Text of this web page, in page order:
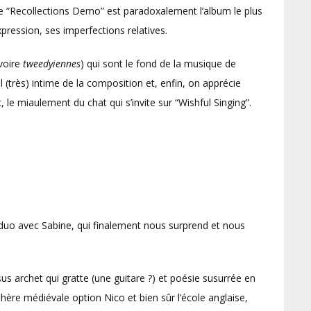
Demo” est paradoxalement l’album le plus
ses imperfections relatives.
tweedyiennes) qui sont le fond de la musique de
(très) intime de la composition et, enfin, on apprécie
miaulement du chat qui s’invite sur “Wishful Singing”.
avec Sabine, qui finalement nous surprend et nous
archet qui gratte (une guitare ?) et poésie susurrée en
médiévale option Nico et bien sûr l’école anglaise,